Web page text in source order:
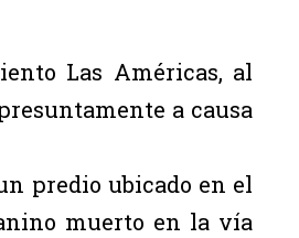
Las Américas, al
a causa
predio ubicado en el
muerto en la vía